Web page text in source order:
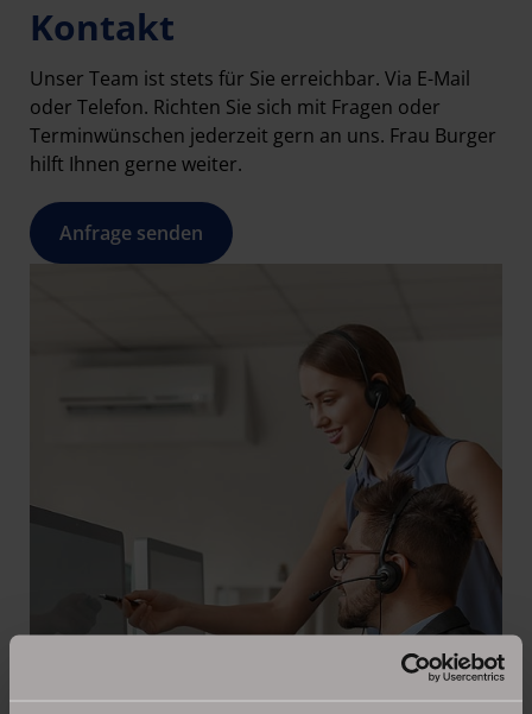
Kontakt
Unser Team ist stets für Sie erreichbar. Via E-Mail
oder Telefon. Richten Sie sich mit Fragen oder
Terminwünschen jederzeit gern an uns. Frau Burger
hilft Ihnen gerne weiter.
Anfrage senden